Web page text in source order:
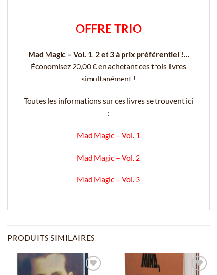
OFFRE TRIO
Mad Magic – Vol. 1, 2 et 3 à prix préférentiel !…
Économisez 20,00 € en achetant ces trois livres
simultanément !
Toutes les informations sur ces livres se trouvent ici
:
Mad Magic – Vol. 1
Mad Magic – Vol. 2
Mad Magic – Vol. 3
PRODUITS SIMILAIRES